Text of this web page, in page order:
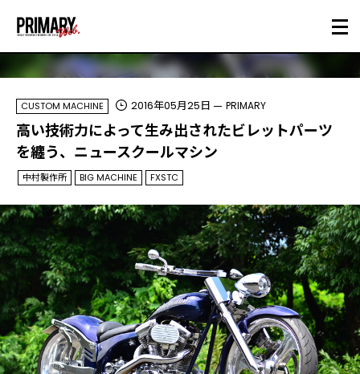
CUSTOM MACHINE 2016年05月25日 PRIMARY
高い技術力によって生み出されたビレットパーツ
を纏う、ニュースクールマシン
中村製作所 BIG MACHINE FXSTC